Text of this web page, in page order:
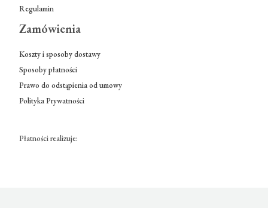
Regulamin
Zamówienia
Koszty i sposoby dostawy
Sposoby płatności
Prawo do odstąpienia od umowy
Polityka Prywatności
Płatności realizuje: